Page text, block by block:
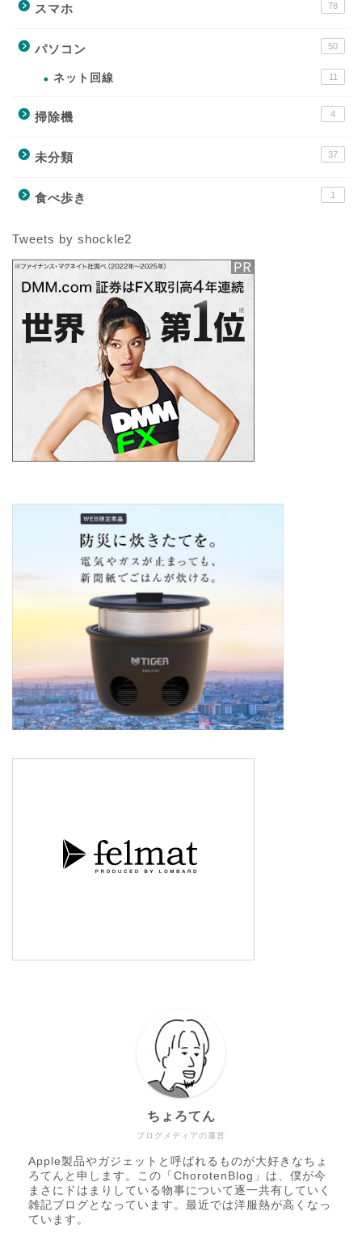
スマホ 78
パソコン 50
ネット回線 11
掃除機 4
未分類 37
食べ歩き 1
Tweets by shockle2
ブログメディアの運営
ちょろてん
Apple製品やガジェットと呼ばれるものが大好きなちょ
ろてんと申します。この「ChorotenBlog」は、僕が今
まさにドはまりしている物事について逐一共有していく
雑記ブログとなっています。最近では洋服熱が高くなっ
ています。